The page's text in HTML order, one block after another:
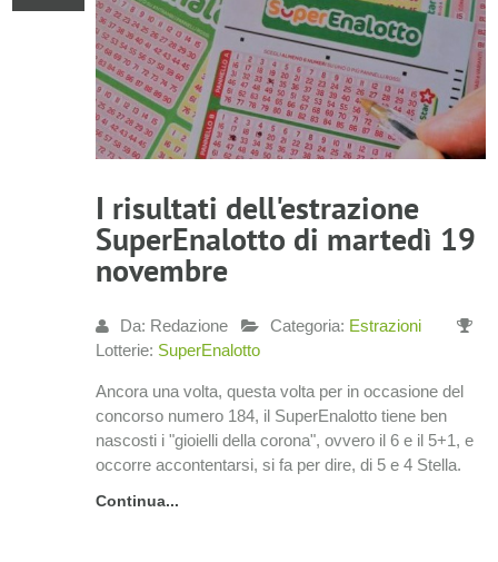
I risultati dell'estrazione
SuperEnalotto di martedì 19
novembre
Da: Redazione Categoria: Estrazioni
Lotterie: SuperEnalotto
Ancora una volta, questa volta per in occasione del
concorso numero 184, il SuperEnalotto tiene ben
nascosti i "gioielli della corona", ovvero il 6 e il 5+1, e
occorre accontentarsi, si fa per dire, di 5 e 4 Stella.
Continua...